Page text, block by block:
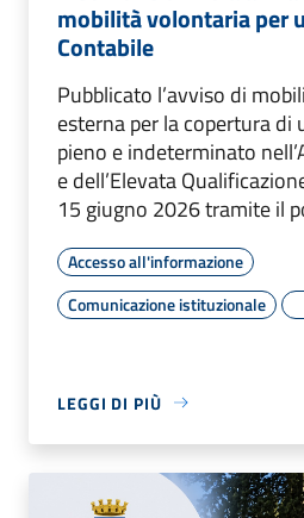
mobilità volontaria per
Contabile
Pubblicato l’avviso di
esterna per la copertura di
pieno e indeterminato
e dell’Elevata
15 giugno 2026 tramite il
Accesso all'informazione
Comunicazione istituzionale
LEGGI DI PIÙ